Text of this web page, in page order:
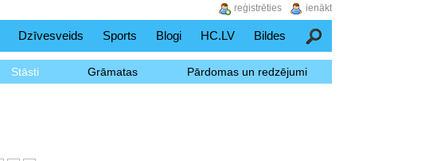
Dzīvesveids Sports Blogi HC.LV Bildes Meklēšana
Stāsti Grāmatas Pārdomas un redzējumi
ienākt
reģistrēties